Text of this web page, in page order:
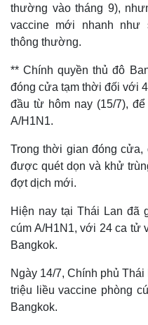
thường vào tháng 9),
vaccine mới nhanh như
thông thường.
** Chính quyền thủ đô
đóng cửa tạm thời đối với
đầu từ hôm nay (15/7),
A/H1N1.
Trong thời gian đóng
được quét dọn và khử
đợt dịch mới.
Hiện nay tại Thái Lan đã
cúm A/H1N1, với 24 ca tử
Bangkok.
Ngày 14/7, Chính phủ
triệu liều vaccine phòng
Bangkok.